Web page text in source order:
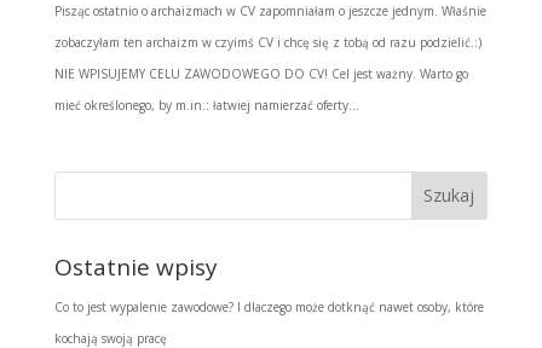
Pisząc ostatnio o archaizmach w CV zapomniałam o jeszcze jednym. Właśnie
zobaczyłam ten archaizm w czyimś CV i chcę się z tobą od razu podzielić.:)
NIE WPISUJEMY CELU ZAWODOWEGO DO CV! Cel jest ważny. Warto go
mieć określonego, by m.in.: łatwiej namierzać oferty...
Ostatnie wpisy
Co to jest wypalenie zawodowe? I dlaczego może dotknąć nawet osoby, które
kochają swoją pracę